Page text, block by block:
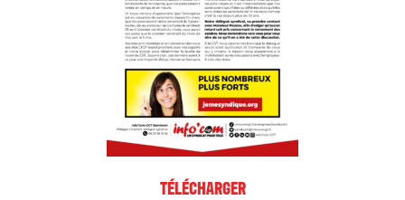
TÉLÉCHARGER